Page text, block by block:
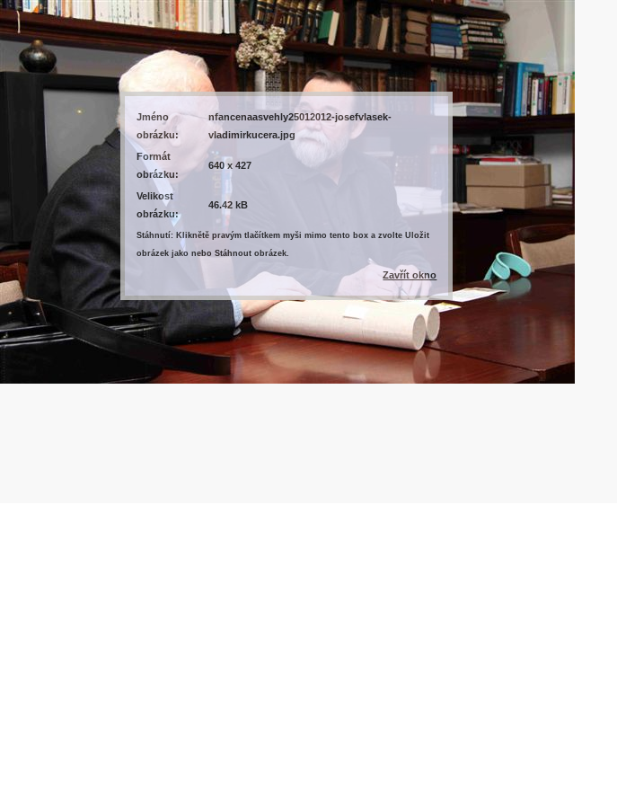
Jméno
obrázku:
nfancenaasvehly25012012-josefvlasek-
vladimirkucera.jpg
Formát
obrázku:
640 x 427
Velikost
obrázku:
46.42 kB
Stáhnutí: Kliknětě pravým tlačítkem myši mimo tento box a zvolte Uložit
obrázek jako nebo Stáhnout obrázek.
Zavřít okno